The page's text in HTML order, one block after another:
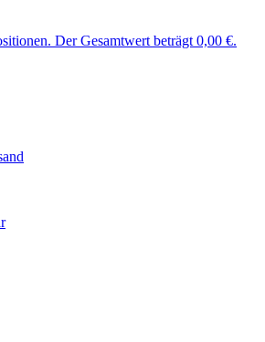
Der Gesamtwert beträgt 0,00 €.